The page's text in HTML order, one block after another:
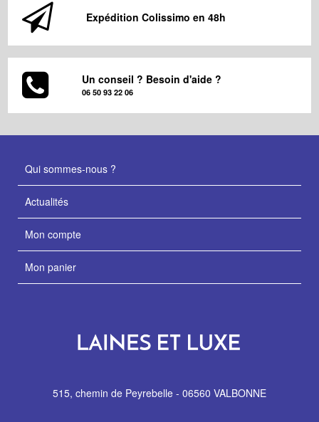
Expédition Colissimo en 48h
Un conseil ? Besoin d'aide ?
06 50 93 22 06
Qui sommes-nous ?
Actualités
Mon compte
Mon panier
515, chemin de Peyrebelle - 06560 VALBONNE